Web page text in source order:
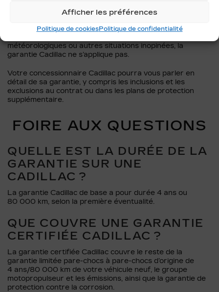
Afficher les préférences
Politique de cookiesPolitique de confidentialité
Pour les défaillances de pièces ou de composantes
préexistantes ou en raison d’une mauvaise utilisation du
météorologiques ou autres situations inopinées, la
garantie Cadillac ne s’applique pas.
Votre concessionnaire Cadillac pourra vous parler en
détail de sa garantie, y compris les inclusions et les
exclusions au contrat ou dans les plans de protection
supplémentaire.
FOIRE AUX QUESTIONS
QUELLE EST LA DURÉE DE LA
GARANTIE SUR UNE
CADILLAC ?
La garantie Cadillac de base a pour durée 4 ans ou
80 000 km, selon la première éventualité.
QUE COUVRE UNE GARANTIE
CERTIFIÉE CADILLAC ?
La garantie certifiée Cadillac couvre le reste de la
garantie limitée pare-chocs à pare-chocs d’origine de
4 ans/80 000 km de votre véhicule neuf, le groupe
motopropulseur et les émissions, ainsi que la garantie de
protection contre la corrosion.